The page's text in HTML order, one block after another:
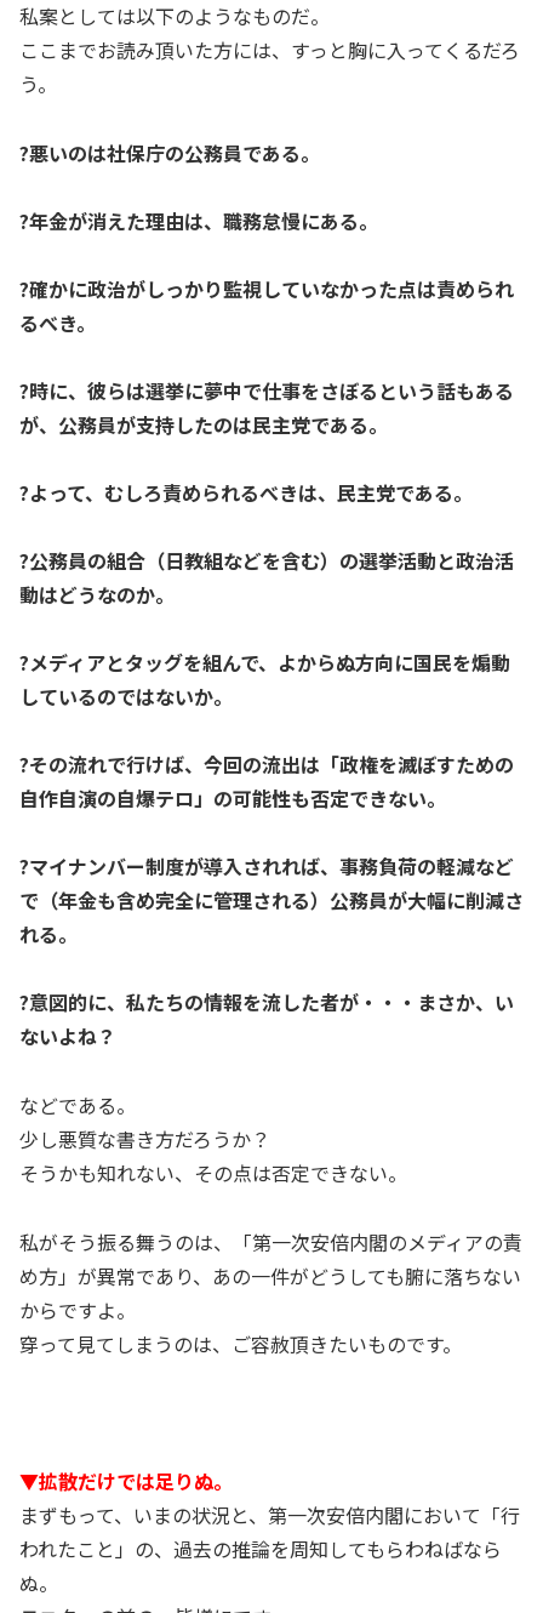
私案としては以下のようなものだ。
ここまでお読み頂いた方には、すっと胸に入ってくるだろ
う。
?悪いのは社保庁の公務員である。
?年金が消えた理由は、職務怠慢にある。
?確かに政治がしっかり監視していなかった点は責められ
るべき。
?時に、彼らは選挙に夢中で仕事をさぼるという話もある
が、公務員が支持したのは民主党である。
?よって、むしろ責められるべきは、民主党である。
?公務員の組合（日教組などを含む）の選挙活動と政治活
動はどうなのか。
?メディアとタッグを組んで、よからぬ方向に国民を煽動
しているのではないか。
?その流れで行けば、今回の流出は「政権を滅ぼすための
自作自演の自爆テロ」の可能性も否定できない。
?マイナンバー制度が導入されれば、事務負荷の軽減など
で（年金も含め完全に管理される）公務員が大幅に削減さ
れる。
?意図的に、私たちの情報を流した者が・・・まさか、い
ないよね？
などである。
少し悪質な書き方だろうか？
そうかも知れない、その点は否定できない。
私がそう振る舞うのは、「第一次安倍内閣のメディアの責
め方」が異常であり、あの一件がどうしても腑に落ちない
からですよ。
穿って見てしまうのは、ご容赦頂きたいものです。
▼拡散だけでは足りぬ。
まずもって、いまの状況と、第一次安倍内閣において「行
われたこと」の、過去の推論を周知してもらわねばなら
ぬ。